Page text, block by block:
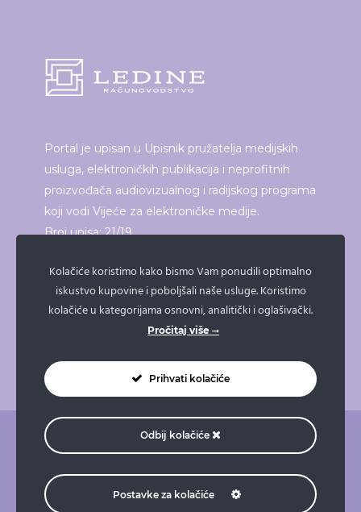
Portal je upisan u Upisnik pružatelja medijskih
usluga, elektroničkih publikacija i neprofitnih
proizvođača audiovizualnog i radijskog programa
koji vodi Vijeće za elektroničke medije.
Broj upisa: 21/19
ISPRINTAJ ČLANAK
Impressum Doniraj Naruči taksi
Kolačiće koristimo kako bismo Vam ponudili optimalno
iskustvo kupovine i poboljšali naše usluge. Koristimo
kolačiće u kategorijama osnovni, analitički i oglašivački.
Pročitaj više
Prihvati kolačiće
Odbij kolačiće
Postavke za kolačiće